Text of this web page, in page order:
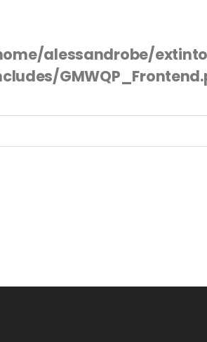
alessandrobe/